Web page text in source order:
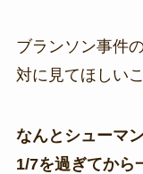
ブランソン事件
対に見てほしい
なんとシューマ
1/7を過ぎてから